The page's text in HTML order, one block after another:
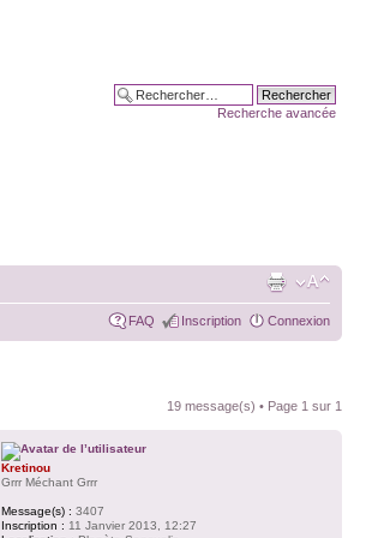
Recherche avancée
FAQ Inscription Connexion
19 message(s) • Page 1 sur 1
Kretinou
Grrr Méchant Grrr
Message(s) : 3407
Inscription : 11 Janvier 2013, 12:27